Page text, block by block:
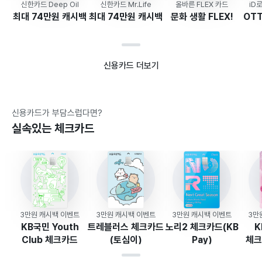
신한카드 Deep Oil
최대 74만원 캐시백
신한카드 Mr.Life
최대 74만원 캐시백
올바른 FLEX 카드
문화 생활 FLEX!
iD
신용카드 더보기
신용카드가 부담스럽다면?
실속있는 체크카드
3만원 캐시백 이벤트
KB국민 Youth
Club 체크카드
3만원 캐시백 이벤트
트레블러스 체크카드
(토심이)
3만원 캐시백 이벤트
노리2 체크카드(KB
Pay)
3만
체